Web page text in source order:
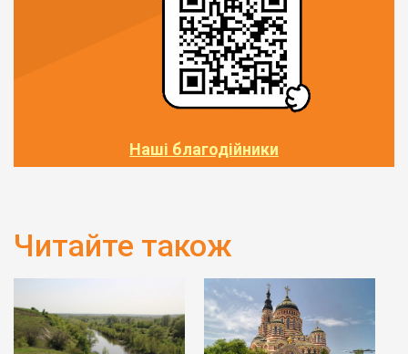
Наші благодійники
Читайте також